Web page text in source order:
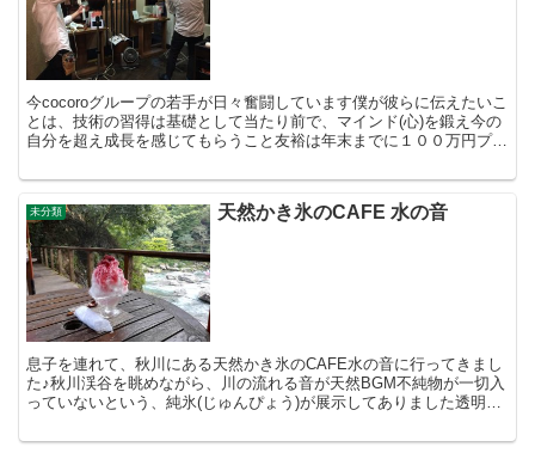
今cocoroグループの若手が日々奮闘しています僕が彼らに伝えたいこ
とは、技術の習得は基礎として当たり前で、マインド(心)を鍛え今の
自分を超え成長を感じてもらうこと友裕は年末までに１００万円プレ
未分類 天然かき氷のCAFE 水の音
息子を連れて、秋川にある天然かき氷のCAFE水の音に行ってきまし
た♪秋川渓谷を眺めながら、川の流れる音が天然BGM不純物が一切入
っていないという、純氷(じゅんぴょう)が展示してありました透明で